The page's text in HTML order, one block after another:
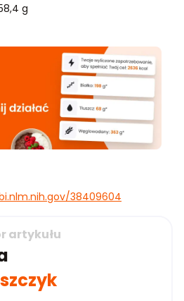
g
38409604
artykułu